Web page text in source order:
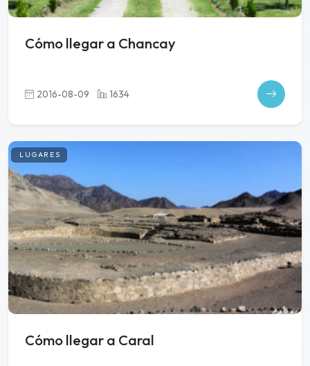
Cómo llegar a Chancay
2016-08-09 1634
LUGARES
Cómo llegar a Caral